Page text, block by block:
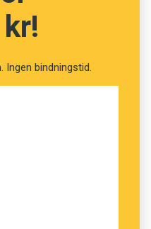
Ingen bindningstid.